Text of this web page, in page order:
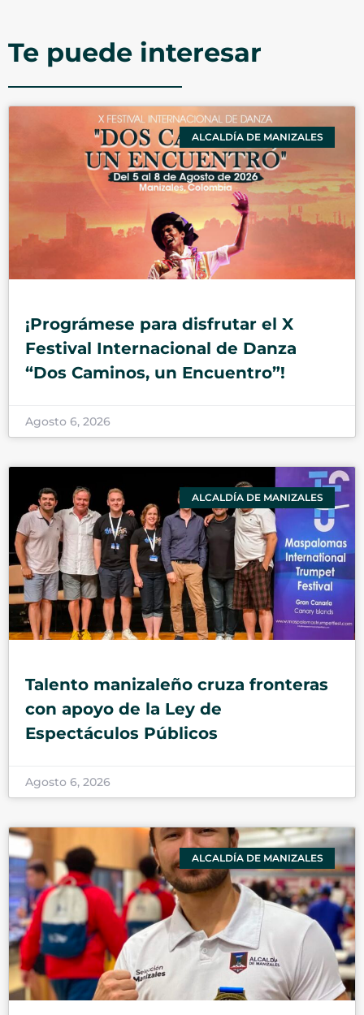
Te puede interesar
ALCALDÍA DE MANIZALES
¡Prográmese para disfrutar el X
Festival Internacional de Danza
“Dos Caminos, un Encuentro”!
Agosto 6, 2026
ALCALDÍA DE MANIZALES
Talento manizaleño cruza fronteras
con apoyo de la Ley de
Espectáculos Públicos
Agosto 6, 2026
ALCALDÍA DE MANIZALES